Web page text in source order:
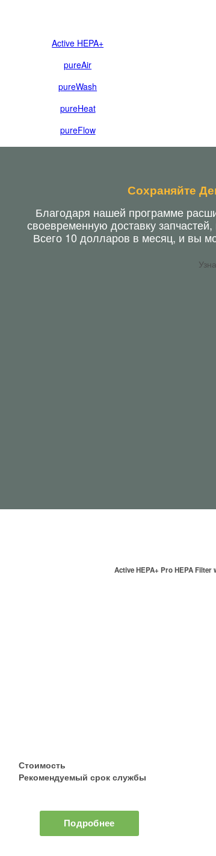
Active HEPA+
pureAir
pureWash
pureHeat
pureFlow
Сохраняйте
Благодаря нашей программе
своевременную доставку
Всего 10 долларов в месяц, и вы
Active HEPA+ Pro HEPA Filter
Стоимость
Рекомендуемый срок службы
Подробнее